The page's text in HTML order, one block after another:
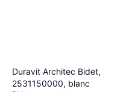
Duravit Architec Bidet,
2531150000, blanc